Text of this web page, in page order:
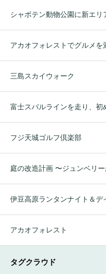
シャボテン動物公園に新エリ
アカオフォレストでグルメを
三島スカイウォーク
富士スバルラインを走り、初
フジ天城ゴルフ倶楽部
庭の改造計画 〜ジュンベリ
伊豆高原ランタンナイト＆デ
アカオフォレスト
タグクラウド